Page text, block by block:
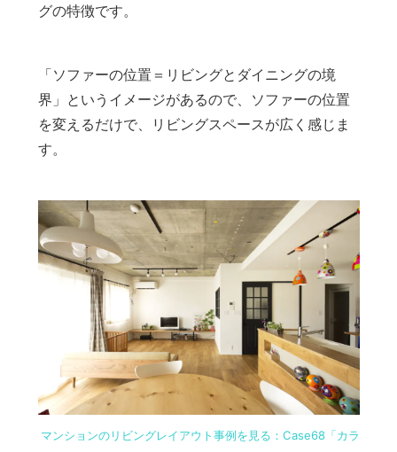
グの特徴です。
「ソファーの位置＝リビングとダイニングの境
界」というイメージがあるので、ソファーの位置
を変えるだけで、リビングスペースが広く感じま
す。
マンションのリビングレイアウト事例を見る：Case68「カラ